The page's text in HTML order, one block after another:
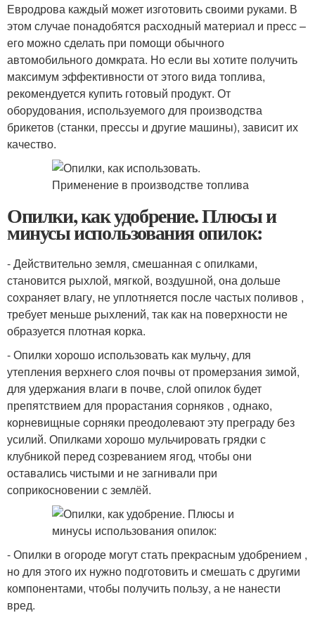
Евродрова каждый может изготовить своими руками. В
этом случае понадобятся расходный материал и пресс –
его можно сделать при помощи обычного
автомобильного домкрата. Но если вы хотите получить
максимум эффективности от этого вида топлива,
рекомендуется купить готовый продукт. От
оборудования, используемого для производства
брикетов (станки, прессы и другие машины), зависит их
качество.
Опилки, как удобрение. Плюсы и
минусы использования опилок:
- Действительно земля, смешанная с опилками,
становится рыхлой, мягкой, воздушной, она дольше
сохраняет влагу, не уплотняется после частых поливов ,
требует меньше рыхлений, так как на поверхности не
образуется плотная корка.
- Опилки хорошо использовать как мульчу, для
утепления верхнего слоя почвы от промерзания зимой,
для удержания влаги в почве, слой опилок будет
препятствием для прорастания сорняков , однако,
корневищные сорняки преодолевают эту преграду без
усилий. Опилками хорошо мульчировать грядки с
клубникой перед созреванием ягод, чтобы они
оставались чистыми и не загнивали при
соприкосновении с землёй.
- Опилки в огороде могут стать прекрасным удобрением ,
но для этого их нужно подготовить и смешать с другими
компонентами, чтобы получить пользу, а не нанести
вред.